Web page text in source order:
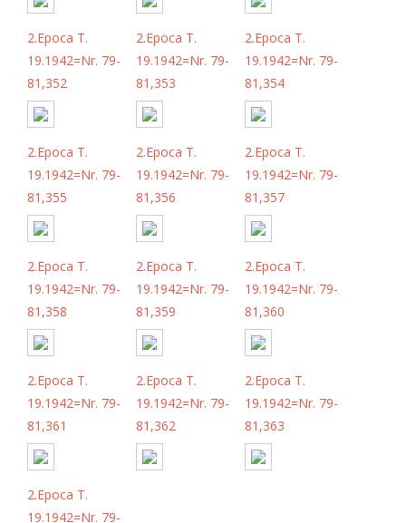
2.Epoca T.
19.1942=Nr. 79-
81,352
2.Epoca T.
19.1942=Nr. 79-
81,353
2.Epoca T.
19.1942=Nr. 79-
81,354
2.Epoca T.
19.1942=Nr. 79-
81,355
2.Epoca T.
19.1942=Nr. 79-
81,356
2.Epoca T.
19.1942=Nr. 79-
81,357
2.Epoca T.
19.1942=Nr. 79-
81,358
2.Epoca T.
19.1942=Nr. 79-
81,359
2.Epoca T.
19.1942=Nr. 79-
81,360
2.Epoca T.
19.1942=Nr. 79-
81,361
2.Epoca T.
19.1942=Nr. 79-
81,362
2.Epoca T.
19.1942=Nr. 79-
81,363
2.Epoca T.
19.1942=Nr. 79-